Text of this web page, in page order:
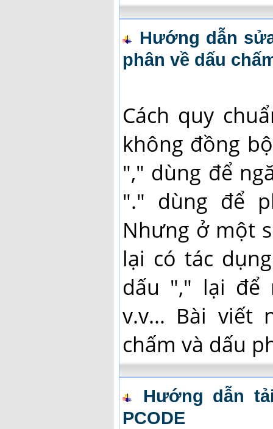
Hướng dẫn
phân về dấu
Cách quy
không đồng
"," dùng để
"." dùng để
Nhưng ở một
lại có tác
dấu "," lại để
v.v... Bài viết
chấm và dấu
Hướng dẫn
PCODE